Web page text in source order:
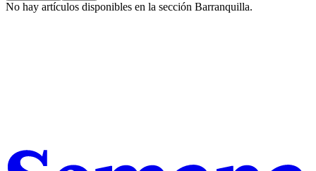
No hay artículos disponibles en la sección Barranquilla.